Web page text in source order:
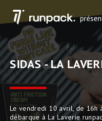
SIDAS - LA
Le vendredi 10 avril, de 16h
débarque à La Laverie